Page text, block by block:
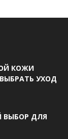
КОЖИ
УХОД
ВЫБОР ДЛЯ